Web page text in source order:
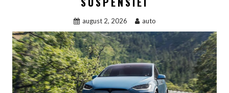
august 2, 2026 auto